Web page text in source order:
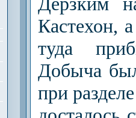
Кастехон,
туда
Добы­ча
при